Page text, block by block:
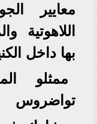
معايير
اللاهوتية
بها داخل
ممثلو
تواضروس